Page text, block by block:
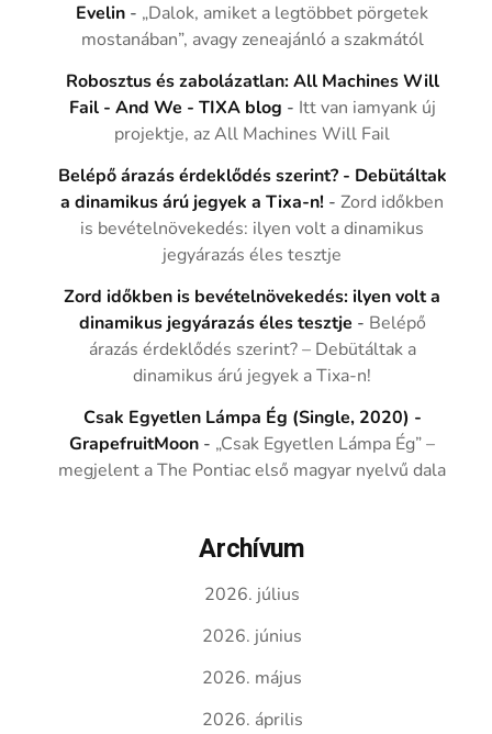
Evelin - „Dalok, amiket a legtöbbet pörgetek
mostanában”, avagy zeneajánló a szakmától
Robosztus és zabolázatlan: All Machines Will
Fail - And We - TIXA blog - Itt van iamyank új
projektje, az All Machines Will Fail
Belépő árazás érdeklődés szerint? - Debütáltak
a dinamikus árú jegyek a Tixa-n! -Zord időkben
is bevételnövekedés: ilyen volt a dinamikus
jegyárazás éles tesztje
Zord időkben is bevételnövekedés: ilyen volt a
dinamikus jegyárazás éles tesztje - Belépő
árazás érdeklődés szerint? – Debütáltak a
dinamikus árú jegyek a Tixa-n!
Csak Egyetlen Lámpa Ég (Single, 2020) -
GrapefruitMoon - „Csak Egyetlen Lámpa Ég” –
megjelent a The Pontiac első magyar nyelvű dala
Archívum
2026. július
2026. június
2026. május
2026. április